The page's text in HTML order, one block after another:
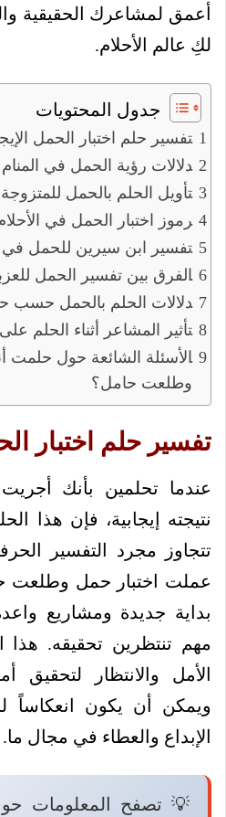
أعمق لمشاعرك الحقيقية
لكِ عالم الأحلام.
جدول المحتويات
تفسير حلم اختبار الحمل
دلالات رؤية الحمل في المنام
تأويل الحلم بالحمل للمتزوجة
رموز اختبار الحمل في
تفسير ابن سيرين للحمل في
الفرق بين تفسير الحمل
دلالات الحلم بالحمل حسب
تأثير المشاعر أثناء الحلم
الأسئلة الشائعة حول حلمت
وطلعت حامل؟
تفسير حلم اختبار
عندما تحلمين بأنك
نتيجته إيجابية، فإن هذا
تتجاوز مجرد التفسير
عملت اختبار حمل وطلعت
بداية جديدة ومشاريع
مهم تنتظرين تحقيقه.
الأمل والانتظار
ويمكن أن يكون انعكاساً
الإبداع والعطاء في مجال ما.
💡 تصفح المعلومات